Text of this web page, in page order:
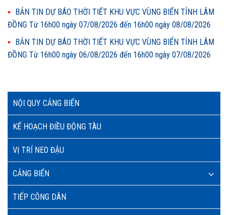
NỘI QUY CẢNG BIỂN
KẾ HOẠCH ĐIỀU ĐỘNG TÀU
VỊ TRÍ NEO ĐẬU
CẢNG BIỂN
TIẾP CÔNG DÂN
BẢN TIN DỰ BÁO THỜI TIẾT KHU VỰC VÙNG BIỂN TỈNH LÂM
ĐỒNG Từ 16h00 ngày 07/08/2026 đến 16h00 ngày 08/08/2026
BẢN TIN DỰ BÁO THỜI TIẾT KHU VỰC VÙNG BIỂN TỈNH LÂM
ĐỒNG Từ 16h00 ngày 06/08/2026 đến 16h00 ngày 07/08/2026